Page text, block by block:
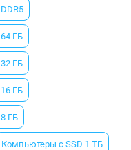
ГБ
ГБ
ГБ
ГБ
Компьютеры с SSD 1 ТБ